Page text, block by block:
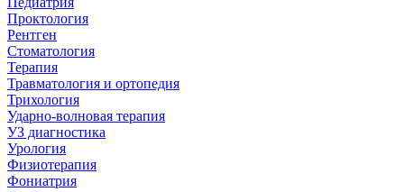
Проктология
Рентген
Стоматология
Терапия
Травматология и ортопедия
Трихология
Ударно-волновая терапия
УЗ диагностика
Урология
Физиотерапия
Фониатрия